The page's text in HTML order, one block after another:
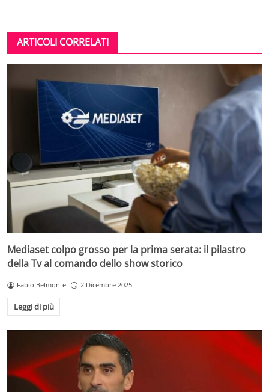
ARTICOLI CORRELATI
Mediaset colpo grosso per la prima serata: il pilastro
della Tv al comando dello show storico
Fabio Belmonte 2 Dicembre 2025
Leggi di più